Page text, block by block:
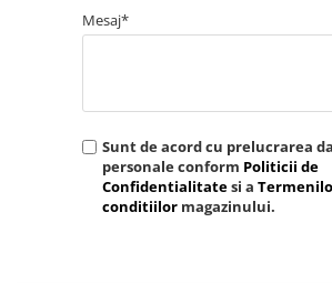
Mesaj*
Sunt de acord cu prelucrarea
personale conform Politicii de
Confidentialitatesi a
conditiilor magazinului.